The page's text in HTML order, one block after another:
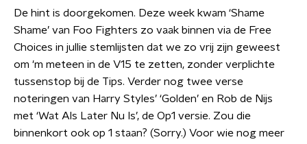
De hint is doorgekomen. Deze week kwam ‘Shame
Shame’ van Foo Fighters zo vaak binnen via de Free
Choices in jullie stemlijsten dat we zo vrij zijn geweest
om 'm meteen in de V15 te zetten, zonder verplichte
tussenstop bij de Tips. Verder nog twee verse
noteringen van Harry Styles’ ‘Golden’ en Rob de Nijs
met ‘Wat Als Later Nu Is’, de Op1 versie. Zou die
binnenkort ook op 1 staan? (Sorry.) Voor wie nog meer